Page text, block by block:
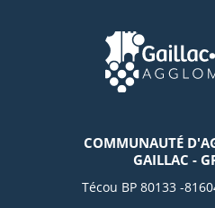
COMMUNAUTÉ
GAILLAC -
Técou BP 80133 -